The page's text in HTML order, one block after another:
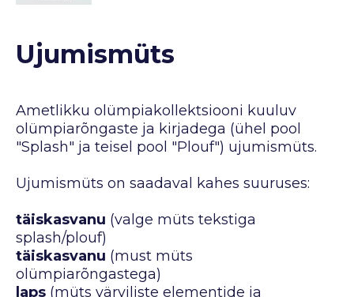
Ujumismüts
Ametlikku olümpiakollektsiooni kuuluv
olümpiarõngaste ja kirjadega (ühel pool
"Splash" ja teisel pool "Plouf") ujumismüts.
Ujumismüts on saadaval kahes suuruses:
täiskasvanu (valge müts tekstiga
splash/plouf)
täiskasvanu (must müts
olümpiarõngastega)
laps (müts värviliste elementide ja